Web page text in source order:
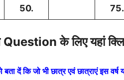
50. 75.
Question के लिए यहां
दें कि जो भी छात्र एवं छात्राएं इस वर्ष